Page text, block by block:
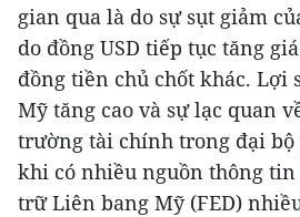
gian qua là do sự sụt giảm
do đồng USD tiếp tục tăng
đồng tiền chủ chốt khác. Lợi
Mỹ tăng cao và sự lạc quan
trường tài chính trong đại
khi có nhiều nguồn thông tin
trữ Liên bang Mỹ (FED)